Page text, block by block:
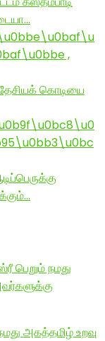
,
கொடியை
பெறும் நமது
அகத்தமிழ் உறவு